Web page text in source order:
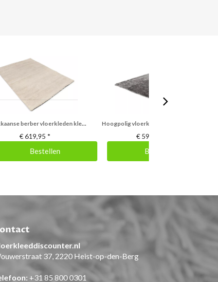
Marokkaanse berber vloerkleden kleur 66
€619,95 *
Bestellen
Hoogpolig vloerkleed grijs Diadeem
€ 59,95
Bestellen
37, 2220 Heist-op-den-Berg
+31 85 800 0301